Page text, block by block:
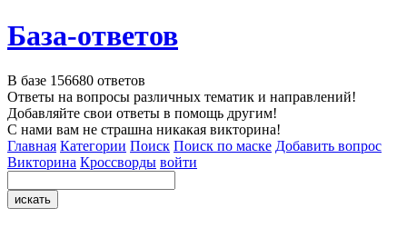
База-ответов
В базе 156680 ответов
Ответы на вопросы различных тематик и направлений!
Добавляйте свои ответы в помощь другим!
С нами вам не страшна никакая викторина!
Главная Категории Поиск Поиск по маске Добавить вопрос
Викторина Кроссворды войти